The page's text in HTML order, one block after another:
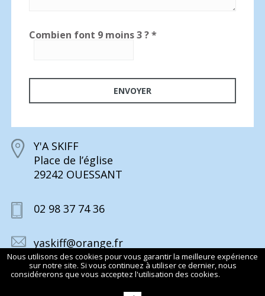
Combien font 9 moins 3 ?*
Y'A SKIFF
Place de l’église
29242 OUESSANT
02 98 37 74 36
yaskiff@orange.fr
© 2015 Y’A SKIFF TOUS DROITS RÉSERVÉS
Nous utilisons des cookies pour vous garantir la meilleure expérience
sur notre site. Si vous continuez à utiliser ce dernier, nous
considérerons que vous acceptez l'utilisation des cookies.